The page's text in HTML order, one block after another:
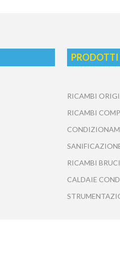
PRODOTTI
RICAMBI
RICAMBI
RICAMBI
CALDAIE